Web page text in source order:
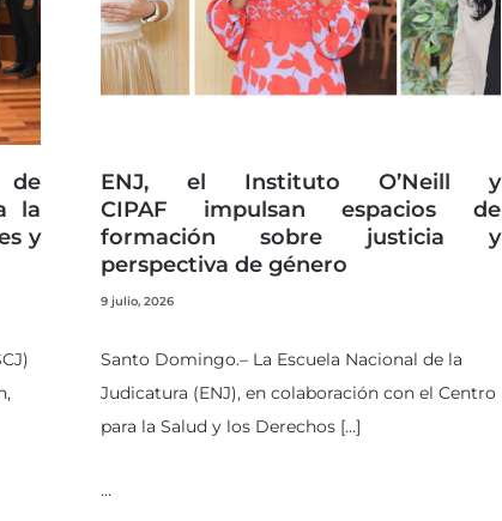
de
la
y
ENJ, el Instituto O’Neill y
CIPAF impulsan espacios de
formación sobre justicia y
perspectiva de género
9 julio, 2026
Santo Domingo.– La Escuela Nacional de la
Judicatura (ENJ), en colaboración con el Centro
para la Salud y los Derechos […]
…